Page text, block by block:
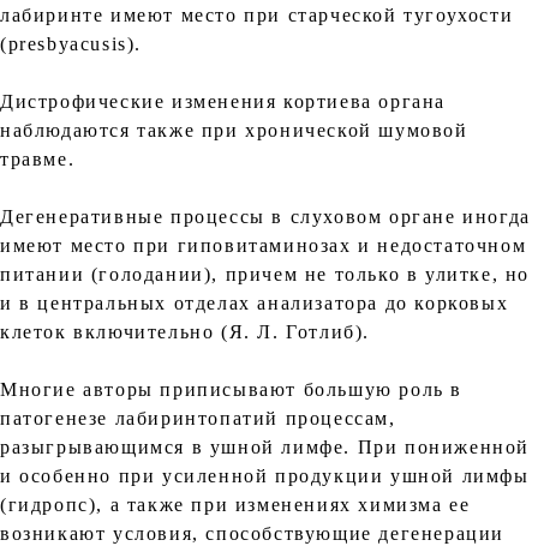
лабиринте имеют место при старческой тугоухости
(presbyacusis).
Дистрофические изменения кортиева органа
наблюдаются также при хронической шумовой
травме.
Дегенеративные процессы в слуховом органе иногда
имеют место при гиповитаминозах и недостаточном
питании (голодании), причем не только в улитке, но
и в центральных отделах анализатора до корковых
клеток включительно (Я. Л. Готлиб).
Многие авторы приписывают большую роль в
патогенезе лабиринтопатий процессам,
разыгрывающимся в ушной лимфе. При пониженной
и особенно при усиленной продукции ушной лимфы
(гидропс), а также при изменениях химизма ее
возникают условия, способствующие дегенерации